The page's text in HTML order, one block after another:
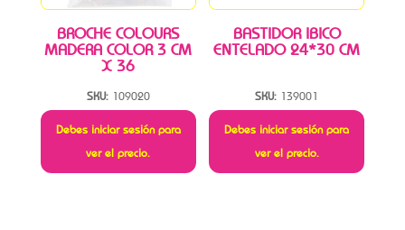
BROCHE COLOURS
MADERA COLOR 3 CM
X 36
SKU: 109020
Debes iniciar sesión para
ver el precio.
BASTIDOR IBICO
ENTELADO 24*30 CM
SKU: 139001
Debes iniciar sesión para
ver el precio.